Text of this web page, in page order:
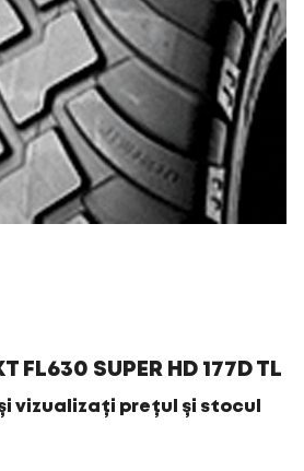
FL630 SUPER HD 177D TL
vizualizați prețul și stocul